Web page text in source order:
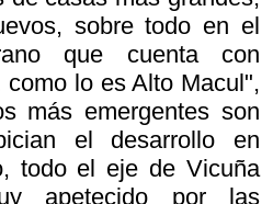
sobre todo en el
que cuenta con
lo es Alto Macul",
más emergentes son
el desarrollo en
todo el eje de Vicuña
apetecido por las